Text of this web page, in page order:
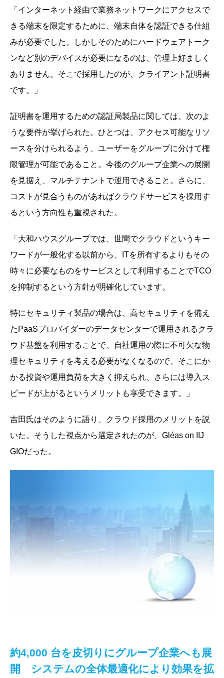
「インターネット経由で業務ネットワークにアクセスで
きる端末を限定するために、端末自体を認証できる仕組
みが必要でした。しかしそのためにハードウェアトーク
ンなど別のデバイスが必要になるのは、管理上好ましく
ありません。そこで採用したのが、クライアント証明書
です。」
証明書を運用するための認証局製品に関しては、次のよ
うな要件が挙げられた。ひとつは、アクセス可能なリソ
ースを分けられるよう、ユーザーをグループに分けて権
限管理が可能であること。今後のグループ企業への展開
を見据え、マルチテナントで運用できること。さらに、
コストが見合うものがあればクラウドサービスを採用す
るという方向性も重視された。
「大和ハウスグループでは、世間でクラウドというキー
ワードが一般化する以前から、ITを所有するよりもその
時々に必要なものをサービスとして利用することでTCO
を抑制するという方針が明確化しています。
特にセキュリティ製品の場合は、高セキュリティを備え
たPaaSプロバイダーのデータセンターで運用されるクラ
ウド基盤を利用することで、自社運用の際に不可欠な物
理セキュリティを考える必要がなくなるので、そこにか
かる投資や運用負荷を大きく抑えられ、さらには導入ス
ピードが上がるというメリットも享受できます。」
吉田氏はそのように語り、クラウド採用のメリットを説
いた。そうした視点から選定されたのが、Gléas on IIJ
GIOだった。
約4,000 台を皮切りにグループ企業へも展
開 システムの全体最適化により効果を拡